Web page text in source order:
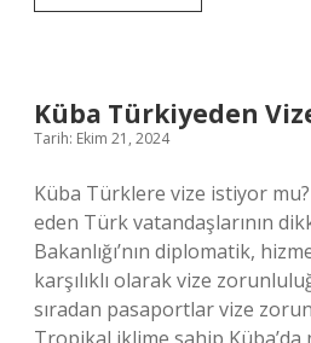
Nasıl
Küba Türkiyeden
Tarih: Ekim 21, 2024
Küba Türklere vize istiyor mu?
eden Türk vatandaşlarının
Bakanlığı’nın diplomatik,
karşılıklı olarak vize
sıradan pasaportlar vize